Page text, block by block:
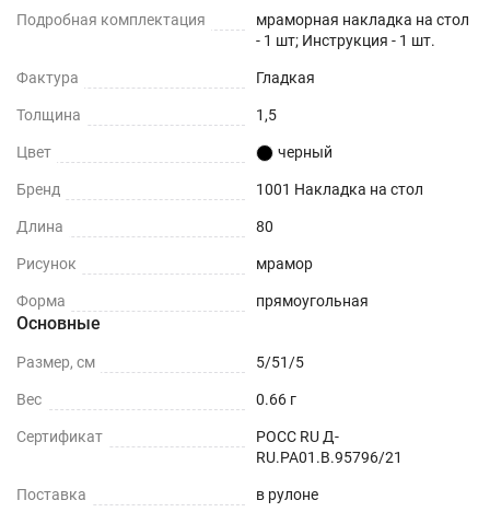
Подробная комплектация
мраморная накладка на стол
- 1 шт; Инструкция - 1 шт.
Фактура Гладкая
Толщина 1,5
Цвет черный
Бренд 1001 Накладка на стол
Длина 80
Рисунок мрамор
Форма прямоугольная
Основные
Размер, см 5/51/5
Вес 0.66 г
Сертификат
РОСС RU Д-
RU.РА01.В.95796/21
Поставка в рулоне